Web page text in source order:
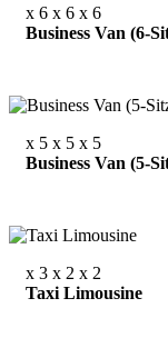
x 6 x 6 x 6
Business Van (6-
x 5 x 5 x 5
Business Van (5-
x 3 x 2 x 2
Taxi Limousine